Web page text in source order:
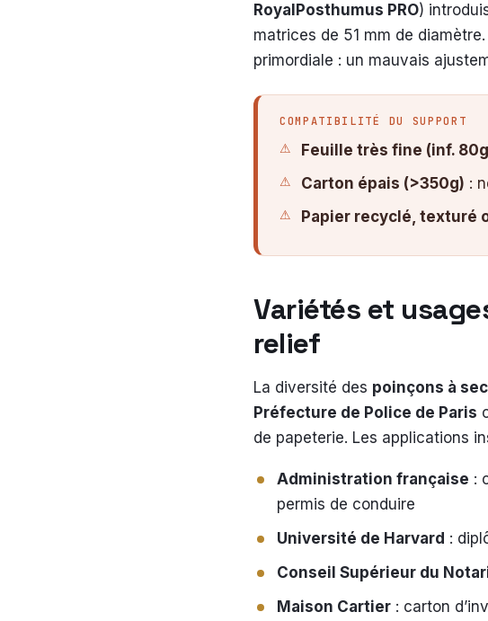
RoyalPosthumus PRO)
matrices de 51 mm de
primordiale : un mauvais
COMPATIBILITÉ DU SUPPORT
Feuille très fine (inf.
Carton épais (>350g) :
Papier recyclé, texturé
Variétés et
relief
La diversité des poinçons à sec
Préfecture de Police de Paris
de papeterie. Les applications
Administration française :
permis de conduire
Université de Harvard :
Conseil Supérieur du
Maison Cartier : carton